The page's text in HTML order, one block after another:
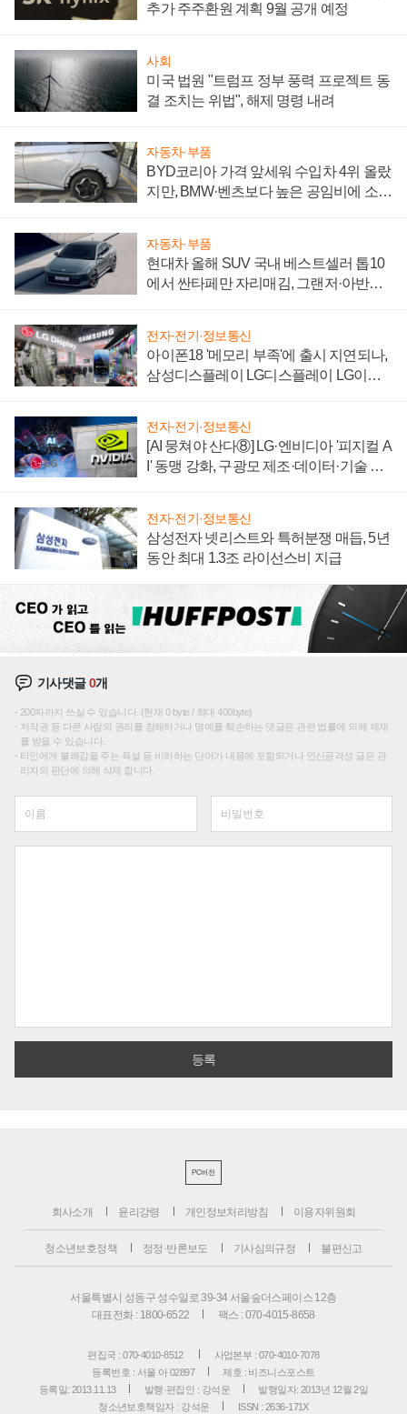
추가 주주환원 계획 9월 공개 예정
사회
미국 법원 "트럼프 정부 풍력 프로젝트 동
결 조치는 위법", 해제 명령 내려
자동차·부품
BYD코리아 가격 앞세워 수입차 4위 올랐
지만, BMW·벤츠보다 높은 공임비에 소비
자동차·부품
현대차 올해 SUV 국내 베스트셀러 톱10
에서 싼타페만 자리매김, 그랜저·아반떼
전자·전기·정보통신
아이폰18 '메모리 부족'에 출시 지연되나,
삼성디스플레이 LG디스플레이 LG이노
전자·전기·정보통신
[AI 뭉쳐야 산다⑧] LG·엔비디아 '피지컬 A
I' 동맹 강화, 구광모 제조·데이터·기술 결
전자·전기·정보통신
삼성전자 넷리스트와 특허분쟁 매듭, 5년
동안 최대 1.3조 라이선스비 지급
기사댓글0개
200자까지 쓰실 수 있습니다. (현재 0 byte / 최대 400byte)
저작권 등 다른 사람의 권리를 침해하거나 명예를 훼손하는 댓글은 관련 법률에 의해 제재
를 받을 수 있습니다.
타인에게 불쾌감을 주는 욕설 등 비하하는 단어가 내용에 포함되거나 인신공격성 글은 관
리자의 판단에 의해 삭제 합니다.
PC버전
회사소개 윤리강령 개인정보처리방침 이용자위원회
청소년보호정책 정정·반론보도 기사심의규정 불편신고
서울특별시 성동구 성수일로 39-34 서울숲더스페이스 12층
대표전화 : 1800-6522
팩스 : 070-4015-8658
편집국 : 070-4010-8512
사업본부 : 070-4010-7078
등록번호 : 서울 아 02897
제호 : 비즈니스포스트
등록일: 2013.11.13
발행·편집인 : 강석운
발행일자: 2013년 12월 2일
청소년보호책임자 : 강석운
ISSN : 2636-171X